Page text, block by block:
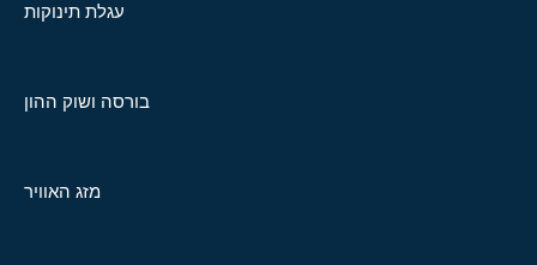
עגלת תינוקות
בורסה ושוק ההון
מזג האוויר